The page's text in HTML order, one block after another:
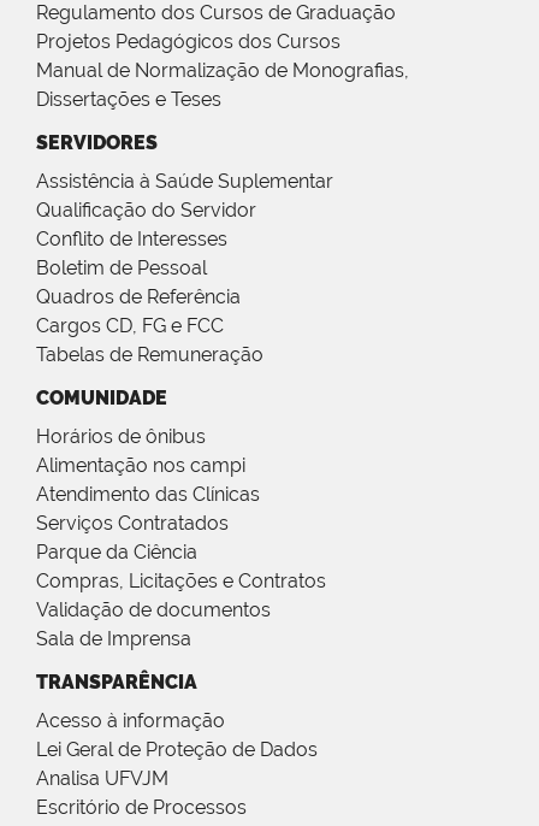
Regulamento dos Cursos de Graduação
Projetos Pedagógicos dos Cursos
Manual de Normalização de Monografias,
Dissertações e Teses
SERVIDORES
Assistência à Saúde Suplementar
Qualificação do Servidor
Conflito de Interesses
Boletim de Pessoal
Quadros de Referência
Cargos CD, FG e FCC
Tabelas de Remuneração
COMUNIDADE
Horários de ônibus
Alimentação nos campi
Atendimento das Clínicas
Serviços Contratados
Parque da Ciência
Compras, Licitações e Contratos
Validação de documentos
Sala de Imprensa
TRANSPARÊNCIA
Acesso à informação
Lei Geral de Proteção de Dados
Analisa UFVJM
Escritório de Processos